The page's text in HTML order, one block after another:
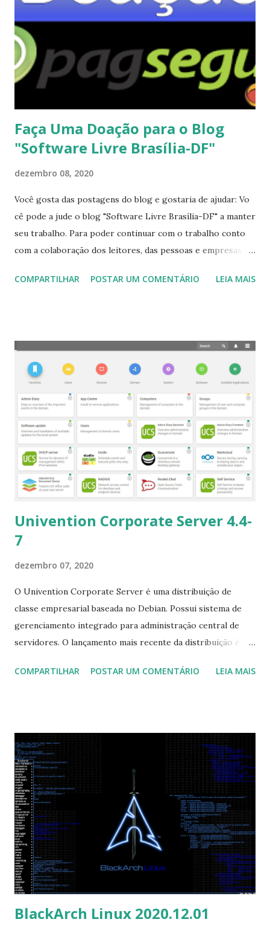
configurar o sistema, acesse o novo Server Manager na
porta 9090. O antigo Server Manager ainda pode ser
instalado a partir do Software Center. Os aplicativos da
Web ainda estão na porta 980: CGP (Collectd Graph Panel),
EveBox, Rspamd UI, Lightsquid e Ntopng ainda estão
disponíveis na porta HTTPS 980, mesmo se o Gerenciador
do servidor ...
Faça Uma Doação para o Blog
"Software Livre Brasília-DF"
dezembro 08, 2020
Você gosta das postagens do blog e gostaria de ajudar: Vo
cê pode a jude o blog "Software Livre Brasília-DF" a manter
seu trabalho. Para poder continuar com o trabalho conto
com a colaboração dos leitores, das pessoas e empresas,
segurança do pagseguro que todos nos conhecemos. Ajude
direito do blog.
COMPARTILHAR POSTAR UM COMENTÁRIO LEIA MAIS
Univention Corporate Server 4.4-
7
dezembro 07, 2020
O Univention Corporate Server é uma distribuição de
classe empresarial baseada no Debian. Possui sistema de
gerenciamento integrado para administração central de
servidores. O lançamento mais recente da distribuição é o
segurança de logon único e apresenta um banner de cookie
conectado via SAML usando logon único (SSO). Enquanto
estávamos nisso, adicionamos alguma segurança extra -
afinal, o SSO é um serviço central que permite o acesso a
todos os programas e serviços autorizados. Os usuários
com uma senha expirada que inserem uma senha incorreta
na caixa de diálogo de alteração de senha costumam
receber uma mensagem correspondente. Isso permite que
pessoas não autorizadas descubram se a senha de uma
conta específica expirou. Com UCS 4.4-7, isso não é mais
possível. Além disso,...
COMPARTILHAR POSTAR UM COMENTÁRIO LEIA MAIS
BlackArch Linux 2020.12.01